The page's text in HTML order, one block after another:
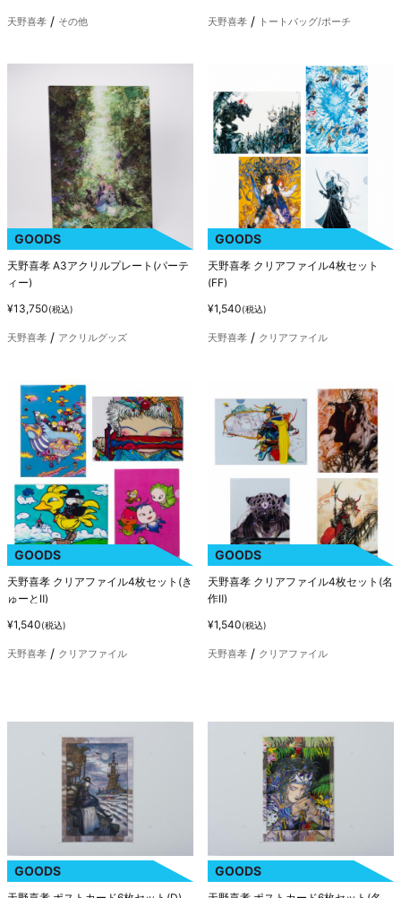
天野喜孝 その他 天野喜孝 トートバッグ/ポーチ
GOODS
天野喜孝 A3アクリルプレート(パーテ
ィー)
¥13,750(税込)
天野喜孝 アクリルグッズ
GOODS
天野喜孝 クリアファイル4枚セット
(FF)
¥1,540(税込)
天野喜孝 クリアファイル
GOODS
天野喜孝 クリアファイル4枚セット(き
ゅーとⅡ)
¥1,540(税込)
天野喜孝 クリアファイル
GOODS
天野喜孝 クリアファイル4枚セット(名
作Ⅱ)
¥1,540(税込)
天野喜孝 クリアファイル
GOODS GOODS